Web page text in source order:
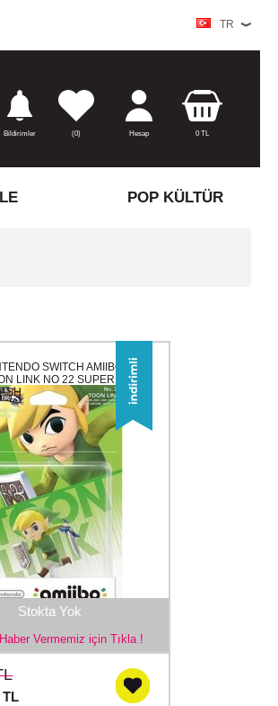
TR
Bildirimler (0) Hesap 0TL
POP KÜLTÜR
Stokta Yok
Vermemiz için Tıkla !
SWITCH AMIIBO
LINK NO 22 SUPER
TL